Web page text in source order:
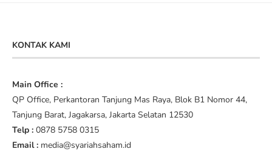
KONTAK KAMI
Main Office :
QP Office, Perkantoran Tanjung Mas Raya, Blok B1 Nomor 44,
Tanjung Barat, Jagakarsa, Jakarta Selatan 12530
Telp : 0878 5758 0315
Email : media@syariahsaham.id